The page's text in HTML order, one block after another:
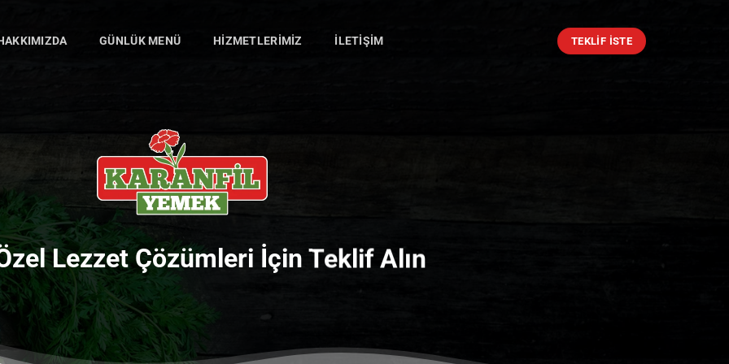
GÜNLÜK MENÜ HIZMETLERIMIZ İLETIŞIM TEKLIF ISTE
Lezzet Çözümleri İçin Teklif Alın